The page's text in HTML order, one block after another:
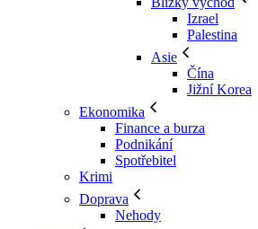
Izrael
Palestina
Asie
Čína
Jižní Korea
Ekonomika
Finance a burza
Podnikání
Spotřebitel
Krimi
Doprava
Nehody